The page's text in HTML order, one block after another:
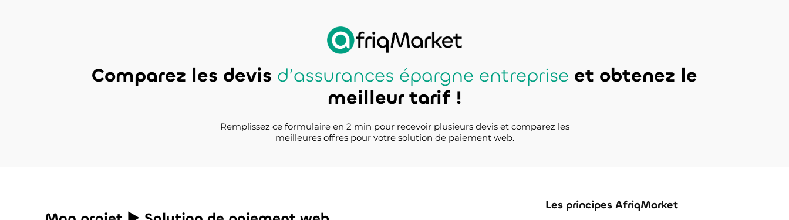
Comparez les devis d’assurances épargne entreprise et obtenez le
meilleur tarif !
Remplissez ce formulaire en 2 min pour recevoir plusieurs devis et comparez les
meilleures offres pour votre solution de paiement web.
Les principes AfriqMarket